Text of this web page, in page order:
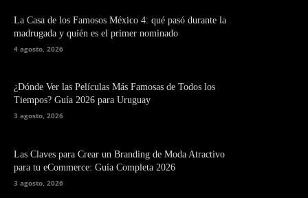
La Casa de los Famosos México 4: qué pasó durante la
madrugada y quién es el primer nominado
4 agosto, 2026
¿Dónde Ver las Películas Más Famosas de Todos los
Tiempos? Guía 2026 para Uruguay
3 agosto, 2026
Las Claves para Crear un Branding de Moda Atractivo
para tu eCommerce: Guía Completa 2026
3 agosto, 2026